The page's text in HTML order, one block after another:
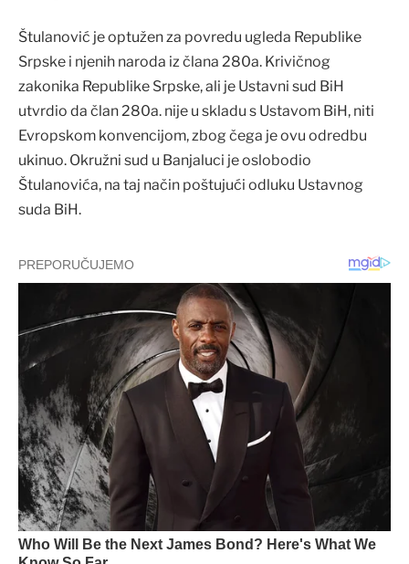
Štulanović je optužen za povredu ugleda Republike
Srpske i njenih naroda iz člana 280a. Krivičnog
zakonika Republike Srpske, ali je Ustavni sud BiH
utvrdio da član 280a. nije u skladu s Ustavom BiH, niti
Evropskom konvencijom, zbog čega je ovu odredbu
ukinuo. Okružni sud u Banjaluci je oslobodio
Štulanovića, na taj način poštujući odluku Ustavnog
suda BiH.